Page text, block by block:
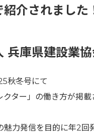
介されました
兵庫県建設業
秋冬号にて
ター」の働き方が掲載
魅力発信を目的に年2回